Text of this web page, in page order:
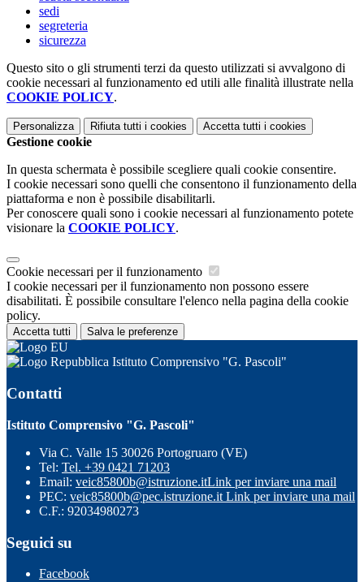
sedi
segreteria
sicurezza
Questo sito o gli strumenti terzi da questo utilizzati si avvalgono di
cookie necessari al funzionamento ed utili alle finalità illustrate nella
COOKIE POLICY.
Personalizza Rifiuta tutti i cookies Accetta tutti i cookies
Gestione cookie
In questa schermata è possibile scegliere quali cookie consentire.
I cookie necessari sono quelli che consentono il funzionamento della
piattaforma e non è possibile disabilitarli.
Per conoscere quali sono i cookie necessari al funzionamento potete
visionare la COOKIE POLICY.
Cookie necessari per il funzionamento
I cookie necessari per il funzionamento non possono essere
disabilitati. È possibile consultare l'elenco nella pagina della cookie
policy.
Accetta tutti Salva le preferenze
Istituto Comprensivo "G. Pascoli"
Contatti
Istituto Comprensivo "G. Pascoli"
Via C. Valle 15 30026 Portogruaro (VE)
Tel: Tel. +39 0421 71203
Email: veic85800b@istruzione.itLink per inviare una mail
PEC: veic85800b@pec.istruzione.it Link per inviare una mail
C.F.: 92034980273
Seguici su
Facebook